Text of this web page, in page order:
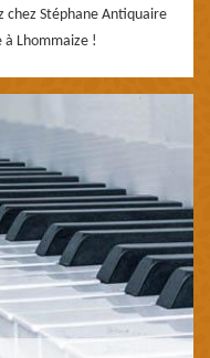
chez Stéphane Antiquaire
Lhommaize !